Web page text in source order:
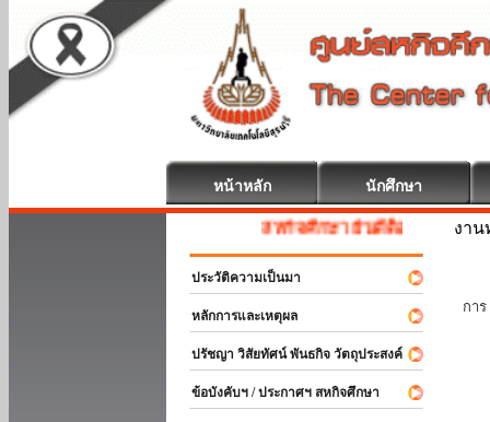
หน้าหลัก นักศึกษา
สหกิจศึกษา ยินดีต้อนรับ
ประวัติความเป็นมา
หลักการและเหตุผล
ปรัชญา วิสัยทัศน์ พันธกิจ วัตถุประสงค์
ข้อบังคับฯ / ประกาศฯ สหกิจศึกษา
งา
กา